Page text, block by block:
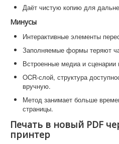
Даёт чистую копию для
Минусы
Интерактивные элементы
Заполняемые формы теряют
Встроенные медиа и
OCR-слой, структура
вручную.
Метод занимает больше
страницы.
Печать в новый PDF
принтер